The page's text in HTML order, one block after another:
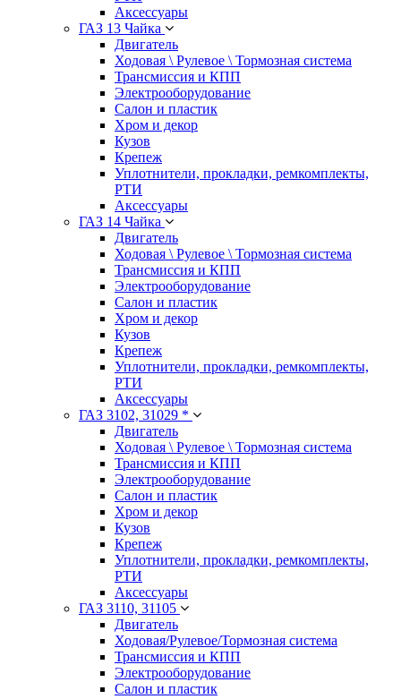
Аксессуары
ГАЗ 13 Чайка
Двигатель
Ходовая \ Рулевое \ Тормозная система
Трансмиссия и КПП
Электрооборудование
Салон и пластик
Хром и декор
Кузов
Крепеж
Уплотнители, прокладки, ремкомплекты,
РТИ
Аксессуары
ГАЗ 14 Чайка
Двигатель
Ходовая \ Рулевое \ Тормозная система
Трансмиссия и КПП
Электрооборудование
Салон и пластик
Хром и декор
Кузов
Крепеж
Уплотнители, прокладки, ремкомплекты,
РТИ
Аксессуары
ГАЗ 3102, 31029 *
Двигатель
Ходовая \ Рулевое \ Тормозная система
Трансмиссия и КПП
Электрооборудование
Салон и пластик
Хром и декор
Кузов
Крепеж
Уплотнители, прокладки, ремкомплекты,
РТИ
Аксессуары
ГАЗ 3110, 31105
Двигатель
Ходовая/Рулевое/Тормозная система
Трансмиссия и КПП
Электрооборудование
Салон и пластик